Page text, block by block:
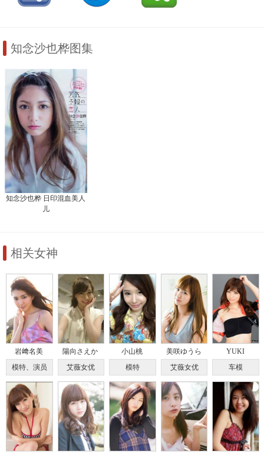
知念沙也桦图集
知念沙也桦 日印混血美人
儿
相关女神
岩﨑名美
模特、演员
陽向さえか
艾薇女优
小山桃
模特
美咲ゆうら
艾薇女优
YUKI
车模